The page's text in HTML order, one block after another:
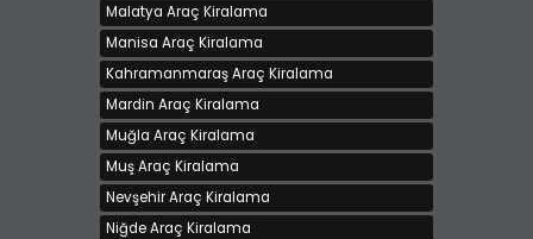
Malatya Araç Kiralama
Manisa Araç Kiralama
Kahramanmaraş Araç Kiralama
Mardin Araç Kiralama
Muğla Araç Kiralama
Muş Araç Kiralama
Nevşehir Araç Kiralama
Niğde Araç Kiralama